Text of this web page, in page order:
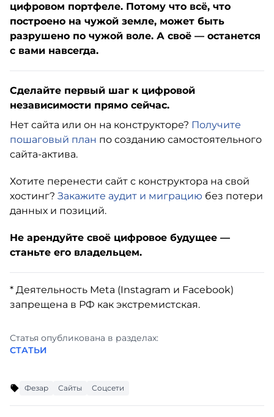
цифровом портфеле. Потому что всё, что
построено на чужой земле, может быть
разрушено по чужой воле. А своё — останется
с вами навсегда.
Сделайте первый шаг к цифровой
независимости прямо сейчас.
Нет сайта или он на конструкторе? Получите
пошаговый план по созданию самостоятельного
сайта-актива.
Хотите перенести сайт с конструктора на свой
хостинг? Закажите аудит и миграцию без потери
данных и позиций.
Не арендуйте своё цифровое будущее —
станьте его владельцем.
* Деятельность Meta (Instagram и Facebook)
запрещена в РФ как экстремистская.
Статья опубликована в разделах:
СТАТЬИ
Фезар Сайты Соцсети